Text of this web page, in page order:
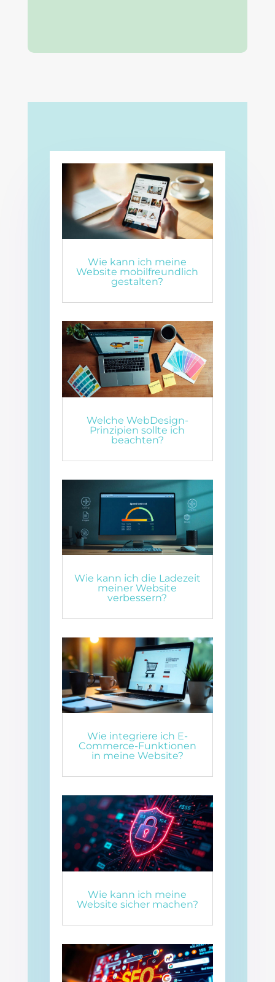
Wie kann ich meine
Website mobilfreundlich
gestalten?
Welche WebDesign-
Prinzipien sollte ich
beachten?
Wie kann ich die Ladezeit
meiner Website
verbessern?
Wie integriere ich E-
Commerce-Funktionen
in meine Website?
Wie kann ich meine
Website sicher machen?